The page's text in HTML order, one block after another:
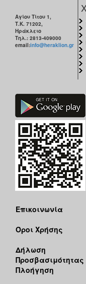
Αγίου Τίτου 1,
Τ.Κ. 71202,
Ηράκλειο
Τηλ.: 2813-409000
email:info@heraklion.gr
Επικοινωνία
Όροι Χρήσης
Δήλωση
Προσβασιμότητας
Πλοήγηση